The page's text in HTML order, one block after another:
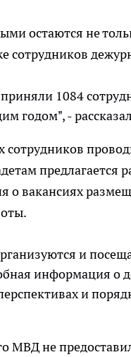
остаются не
сотрудников
1084
годом", -
сотрудников
предлагается
о вакансиях
и
информация о
и
МВД не